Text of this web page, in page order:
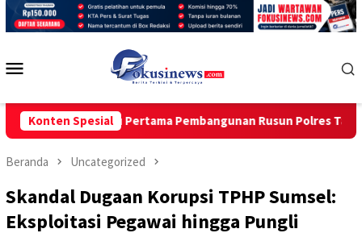
Loncat
Konten Spesial
Batu Pertama Pembangunan Rusun Polres Tapanuli Tengah
Beranda Uncategorized
Skandal Dugaan Korupsi TPHP Sumsel:
Eksploitasi Pegawai hingga Pungli